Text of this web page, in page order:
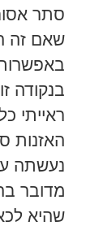
סתר
שאם זה
בנקודה
ראייתי
האזנות
נעשתה
מדובר
שהיא